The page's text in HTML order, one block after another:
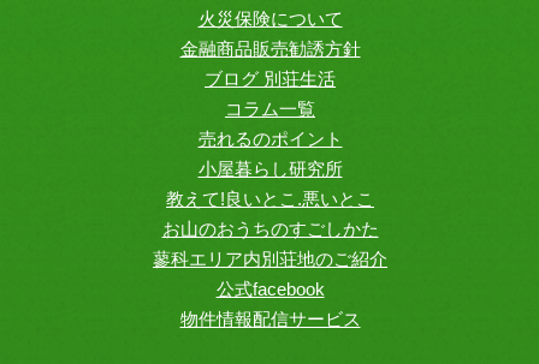
火災保険について
金融商品販売勧誘方針
ブログ 別荘生活
コラム一覧
売れるのポイント
小屋暮らし研究所
教えて!良いとこ.悪いとこ
お山のおうちのすごしかた
蓼科エリア内別荘地のご紹介
公式facebook
物件情報配信サービス